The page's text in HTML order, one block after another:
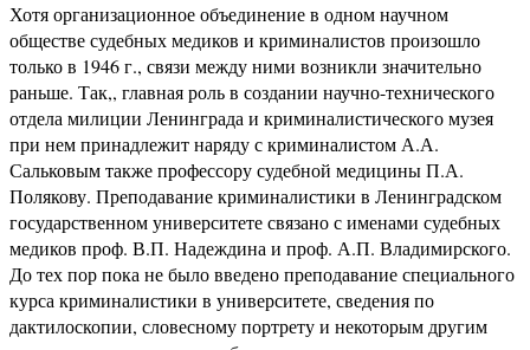
Хотя организационное объединение в одном научном
обществе судебных медиков и криминалистов произошло
только в 1946 г., связи между ними возникли значительно
раньше. Так,, главная роль в создании научно-технического
отдела милиции Ленинграда и криминалистического музея
при нем принадлежит наряду с криминалистом А.А.
Сальковым также профессору судебной медицины П.А.
Полякову. Преподавание криминалистики в Ленинградском
государственном университете связано с именами судебных
медиков проф. В.П. Надеждина и проф. А.П. Владимирского.
До тех пор пока не было введено преподавание специального
курса криминалистики в университете, сведения по
дактилоскопии, словесному портрету и некоторым другим